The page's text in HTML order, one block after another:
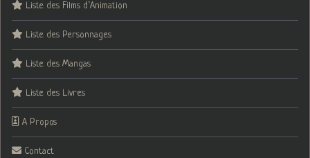
Liste des Films d’Animation
Liste des Personnages
Liste des Mangas
Liste des Livres
A Propos
Contact